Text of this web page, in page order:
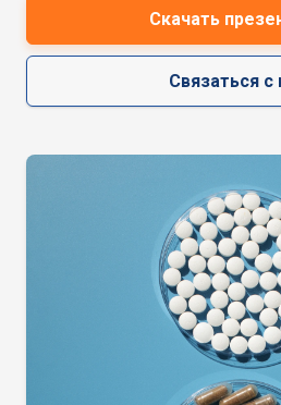
Скачать
Связаться с